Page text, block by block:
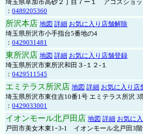
埼玉県草加市高砂２丁目７ー１ アコスショ
： 0489205360
所沢本店 地図 詳細 お気に入り店舗解除
埼玉県所沢市小手指台5番地の4
： 0429031481
東所沢店 地図 詳細 お気に入り店舗登録
埼玉県所沢市東所沢和田３-１２-１
： 0429511545
エミテラス所沢店 地図 詳細 お気に入り店
埼玉県所沢市東住吉10番1号 エミテラス所沢 3
： 0429033001
イオンモール北戸田店 地図 詳細 お気に
戸田市美女木東1ｰ3‐1 イオンモール北戸田3階